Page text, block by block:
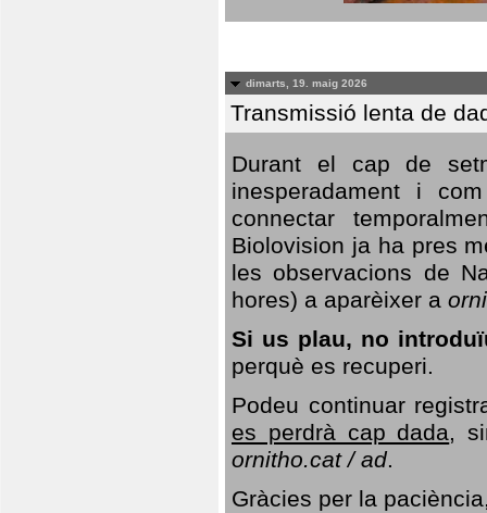
dimarts, 19. maig 2026
Transmissió lenta de
Durant el cap de
inesperadament i
connectar
Biolovision ja ha pres
les observacions de
hores) a aparèixer a
Si us plau, no
perquè es recuperi.
Podeu continuar
es perdrà cap dada,
ornitho.cat / ad.
Gràcies per la